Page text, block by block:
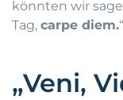
könnten wir
Tag, carpe diem.“
„Veni,